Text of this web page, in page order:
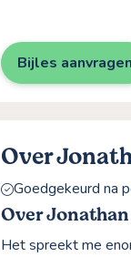
Bijles aanvragen
Over
Goedgekeurd na
Over Jonathan
Het spreekt me